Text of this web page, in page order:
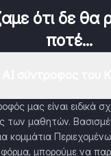
ότι δε θα
ποτέ...
μας είναι ειδικά
των μαθητών.
κομμάτια
μπορούμε να